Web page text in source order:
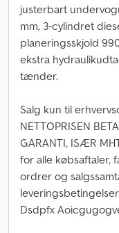
justerbart
mm, 3-cylindret
planeringsskjold
ekstra
tænder.
Salg kun til
NETTOPRISEN
GARANTI, ISÆR
for alle købsaftaler,
ordrer og
Dsdpfx